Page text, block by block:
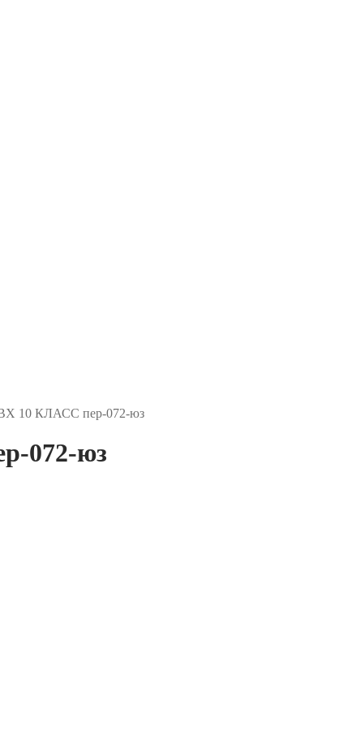
10 КЛАСС пер-072-юз
072-юз